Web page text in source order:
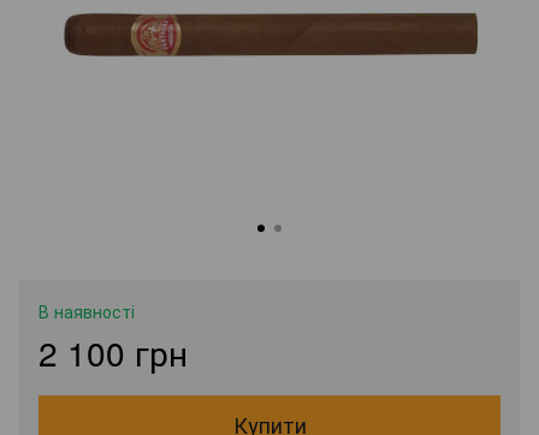
В наявності
2 100 грн
Купити